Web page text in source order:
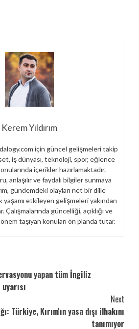
Kerem Yıldırım
için güncel gelişmeleri takip
iş dünyası, teknoloji, spor, eğlence
içerikler hazırlamaktadır.
anlaşılır ve faydalı bilgiler sunmaya
gündemdeki olayları net bir dille
yaşamı etkileyen gelişmeleri yakından
Çalışmalarında güncelliği, açıklığı ve
taşıyan konuları ön planda tutar.
yapan tüm İngiliz
Next
Türkiye, Kırım'ın yasa dışı ilhakını
tanımıyor